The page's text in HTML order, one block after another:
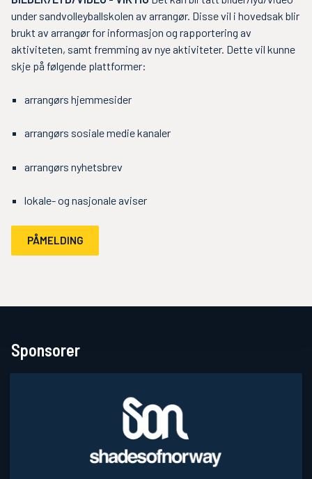
under sandvolleyballskolen av arrangør. Disse vil i hovedsak blir
brukt av arrangør for informasjon og rapportering av
aktiviteten, samt fremming av nye aktiviteter. Dette vil kunne
skje på følgende plattformer:
arrangørs hjemmesider
arrangørs sosiale medie kanaler
arrangørs nyhetsbrev
lokale- og nasjonale aviser
PÅMELDING
Sponsorer